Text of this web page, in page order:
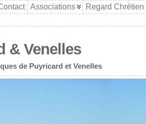
Associations
Regard Chrétien
& Venelles
de Puyricard et Venelles